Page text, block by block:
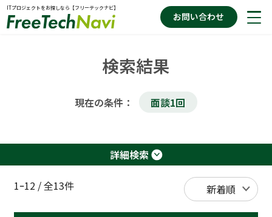
ITプロジェクトをお探しなら【フリーテックナビ】
お問い合わせ
検索結果
現在の条件： 面談1回
詳細検索
1ｰ12 /全13件
フリーテックナビの特徴